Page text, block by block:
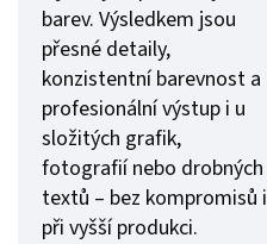
barev. Výsledkem jsou
přesné detaily,
konzistentní barevnost a
profesionální výstup i u
složitých grafik,
fotografií nebo drobných
textů – bez kompromisů i
při vyšší produkci.